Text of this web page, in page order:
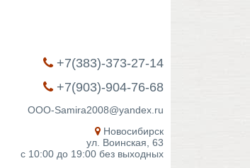
+7(383)-373-27-14
+7(903)-904-76-68
OOO-Samira2008@yandex.ru
Новосибирск
ул. Воинская, 63
с 10:00 до 19:00 без выходных